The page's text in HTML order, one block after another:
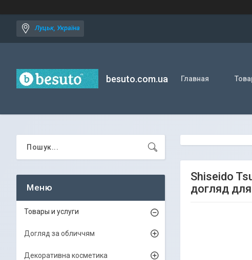
Луцьк, Україна
besuto.com.ua Главная
Shiseido
догляд
Товары и услуги
Догляд за обличчям
Декоративна косметика